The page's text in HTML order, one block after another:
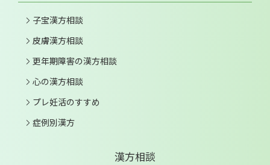
子宝漢方相談
皮膚漢方相談
更年期障害の漢方相談
心の漢方相談
プレ妊活のすすめ
症例別漢方
漢方相談